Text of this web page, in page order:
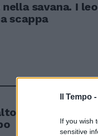
Il Tempo -
If you wish
sensitive
savana. I
scappa
del leone e la